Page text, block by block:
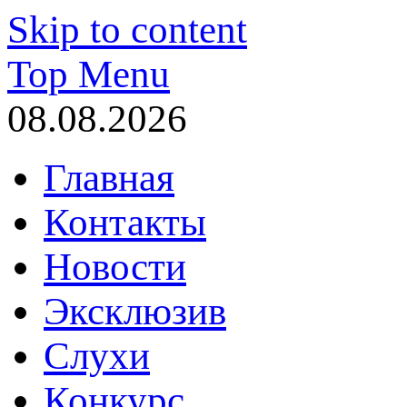
Skip to content
Top Menu
08.08.2026
Главная
Контакты
Новости
Эксклюзив
Слухи